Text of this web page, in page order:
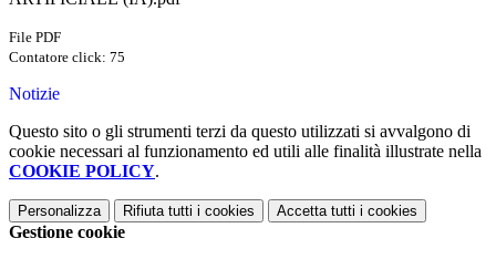
File PDF
Contatore click: 75
Notizie
Questo sito o gli strumenti terzi da questo utilizzati si avvalgono di
cookie necessari al funzionamento ed utili alle finalità illustrate nella
COOKIE POLICY.
Personalizza Rifiuta tutti i cookies Accetta tutti i cookies
Gestione cookie